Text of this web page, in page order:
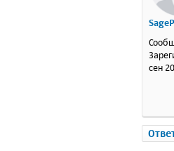
сен